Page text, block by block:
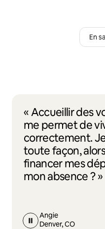
En
« Accueillir des
me permet de
correctement.
toute façon,
financer mes
mon absence ? »
Angie
Denver, CO